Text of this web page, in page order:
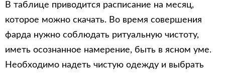
В таблице приводится расписание на месяц,
которое можно скачать. Во время совершения
фарда нужно соблюдать ритуальную чистоту,
иметь осознанное намерение, быть в ясном уме.
Необходимо надеть чистую одежду и выбрать